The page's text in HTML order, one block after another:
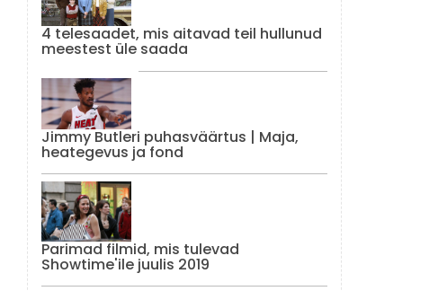
4 telesaadet, mis aitavad teil hullunud
meestest üle saada
Jimmy Butleri puhasväärtus | Maja,
heategevus ja fond
Parimad filmid, mis tulevad
Showtime'ile juulis 2019